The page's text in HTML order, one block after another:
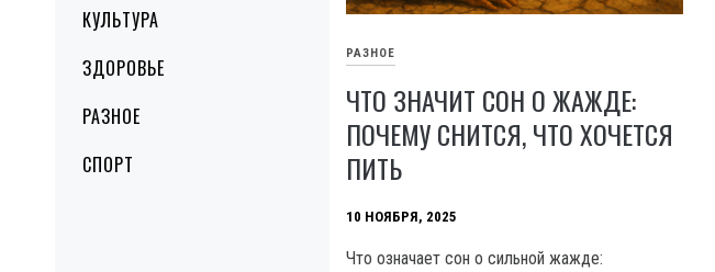
КУЛЬТУРА
ЗДОРОВЬЕ
РАЗНОЕ
СПОРТ
РАЗНОЕ
ЧТО ЗНАЧИТ СОН О ЖАЖДЕ:
ПОЧЕМУ СНИТСЯ, ЧТО ХОЧЕТСЯ
ПИТЬ
10 НОЯБРЯ, 2025
Что означает сон о сильной жажде: